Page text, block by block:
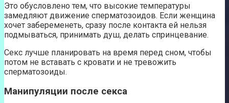
Это обусловлено тем, что высокие температуры
замедляют движение сперматозоидов. Если женщина
хочет забеременеть, сразу после контакта ей нельзя
подмываться, принимать душ, делать спринцевание.
Секс лучше планировать на время перед сном, чтобы
потом не вставать с кровати и не тревожить
сперматозоиды.
Манипуляции после секса